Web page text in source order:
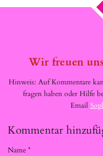
Wir freuen
Hinweis: Auf Kommentare
fragen haben oder Hilfe
Email
Kommentar
Name *